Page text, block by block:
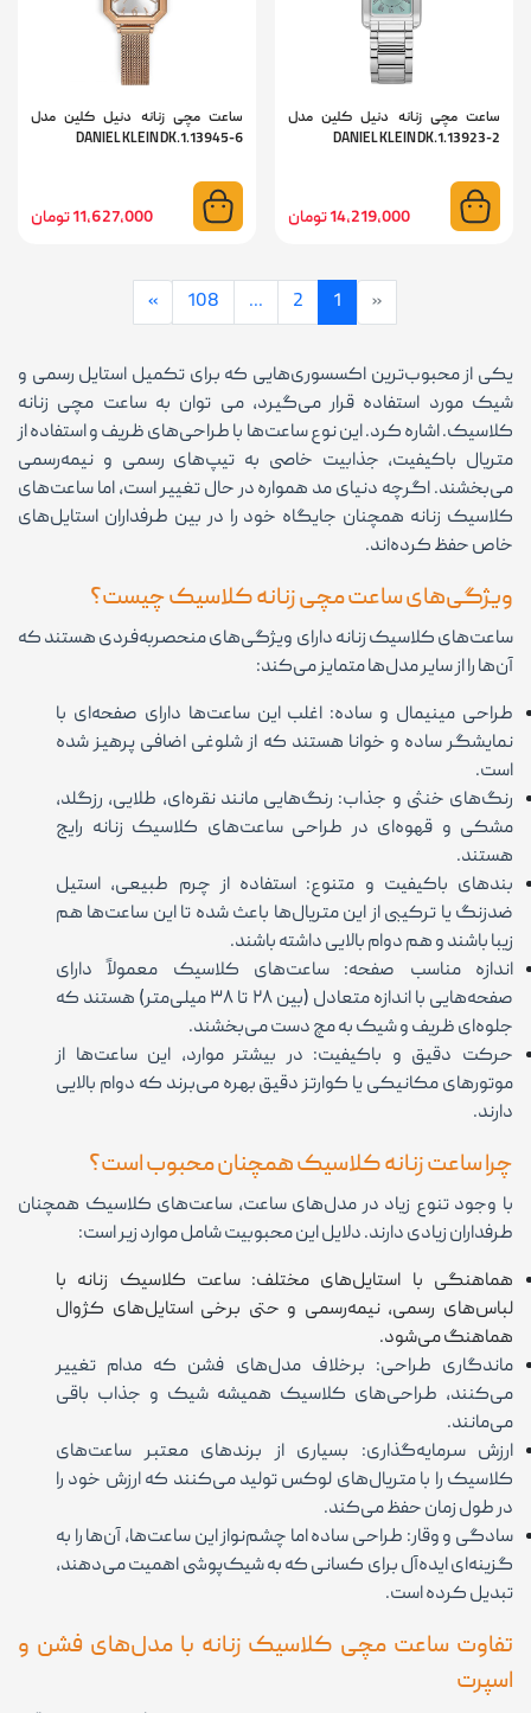
ساعت مچی زنانه دنیل کلین مدل
DANIEL KLEIN DK.1.13923-2
14,219,000 تومان
ساعت مچی زنانه دنیل کلین مدل
DANIEL KLEIN DK.1.13945-6
11,627,000 تومان
«
1
2
...
108
»
یکی از محبوب‌ترین اکسسوری‌هایی که برای تکمیل استایل رسمی و
شیک مورد استفاده قرار می‌گیرد، می توان به ساعت مچی زنانه
کلاسیک. اشاره کرد. این نوع ساعت‌ها با طراحی‌های ظریف و استفاده از
متریال باکیفیت، جذابیت خاصی به تیپ‌های رسمی و نیمه‌رسمی
می‌بخشند. اگرچه دنیای مد همواره در حال تغییر است، اما ساعت‌های
کلاسیک زنانه همچنان جایگاه خود را در بین طرفداران استایل‌های
خاص حفظ کرده‌اند.
ویژگی‌های ساعت مچی زنانه کلاسیک چیست؟
ساعت‌های کلاسیک زنانه دارای ویژگی‌های منحصربه‌فردی هستند که
آن‌ها را از سایر مدل‌ها متمایز می‌کند:
طراحی مینیمال و ساده: اغلب این ساعت‌ها دارای صفحه‌ای با
نمایشگر ساده و خوانا هستند که از شلوغی اضافی پرهیز شده
است.
رنگ‌های خنثی و جذاب: رنگ‌هایی مانند نقره‌ای، طلایی، رزگلد،
مشکی و قهوه‌ای در طراحی ساعت‌های کلاسیک زنانه رایج
هستند.
بندهای باکیفیت و متنوع: استفاده از چرم طبیعی، استیل
ضدزنگ یا ترکیبی از این متریال‌ها باعث شده تا این ساعت‌ها هم
زیبا باشند و هم دوام بالایی داشته باشند.
اندازه مناسب صفحه: ساعت‌های کلاسیک معمولاً دارای
صفحه‌هایی با اندازه متعادل (بین ۲۸ تا ۳۸ میلی‌متر) هستند که
جلوه‌ای ظریف و شیک به مچ دست می‌بخشند.
حرکت دقیق و باکیفیت: در بیشتر موارد، این ساعت‌ها از
موتورهای مکانیکی یا کوارتز دقیق بهره می‌برند که دوام بالایی
دارند.
چرا ساعت زنانه کلاسیک همچنان محبوب است؟
با وجود تنوع زیاد در مدل‌های ساعت، ساعت‌های کلاسیک همچنان
طرفداران زیادی دارند. دلایل این محبوبیت شامل موارد زیر است:
هماهنگی با استایل‌های مختلف: ساعت کلاسیک زنانه با
لباس‌های رسمی، نیمه‌رسمی و حتی برخی استایل‌های کژوال
هماهنگ می‌شود.
ماندگاری طراحی: برخلاف مدل‌های فشن که مدام تغییر
می‌کنند، طراحی‌های کلاسیک همیشه شیک و جذاب باقی
می‌مانند.
ارزش سرمایه‌گذاری: بسیاری از برندهای معتبر ساعت‌های
کلاسیک را با متریال‌های لوکس تولید می‌کنند که ارزش خود را
در طول زمان حفظ می‌کند.
سادگی و وقار: طراحی ساده اما چشم‌نواز این ساعت‌ها، آن‌ها را به
گزینه‌ای ایده‌آل برای کسانی که به شیک‌پوشی اهمیت می‌دهند،
تبدیل کرده است.
تفاوت ساعت مچی کلاسیک زنانه با مدل‌های فشن و
اسپرت